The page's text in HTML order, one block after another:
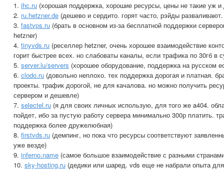
1. ihc.ru (хорошая поддержка, хорошие ресурсы, цены не такие уж и
2. ru.hetzner.de (дешево и сердито. горят часто, рэйды
3. fastvps.ru (брать в основном из-за бесплатной поддержки
hetzner)
4. tinyvds.ru (реселлер hetzner, очень хорошее взаимодействие
горит быстрее всех. но слабоваты каналы, если трафика по 30гб в
5. server.lu/servers (хорошее оборудование, поддержка на русском
6. clodo.ru (довольно неплохо. тех поддержка дорогая и платная.
проекты. трафик дорогой, не для качалова. но можно получить
сервером и дешевле)
7. selectel.ru (я для своих личных использую, для того же a404.
пойдет, ибо за пустую работу сервера минимально 300р платить.
поддержка более дружелюбная)
8. firstvds.ru (демпинг, но пока что ресурсы соответствуют
уже везде)
9. inferno.name (самое большое взаимодействие с разными
10. sky-hosting.ru (дедики или шаред. vds еще не набрали опыта для